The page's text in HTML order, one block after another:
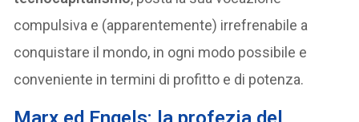
compulsiva e (apparentemente) irrefrenabile a
conquistare il mondo, in ogni modo possibile e
conveniente in termini di profitto e di potenza.